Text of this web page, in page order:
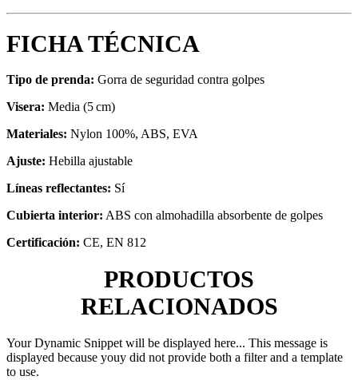
FICHA TÉCNICA
Tipo de prenda: Gorra de seguridad contra golpes
Visera: Media (5 cm)
Materiales: Nylon 100%, ABS, EVA
Ajuste: Hebilla ajustable
Líneas reflectantes: Sí
Cubierta interior: ABS con almohadilla absorbente de golpes
Certificación: CE, EN 812
PRODUCTOS
RELACIONADOS
Your Dynamic Snippet will be displayed here... This message is
displayed because youy did not provide both a filter and a template
to use.